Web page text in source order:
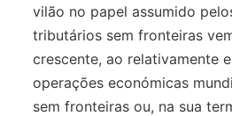
vilão no papel assumido
tributários sem fronteiras
crescente, ao relativamente
operações económicas
sem fronteiras ou, na sua